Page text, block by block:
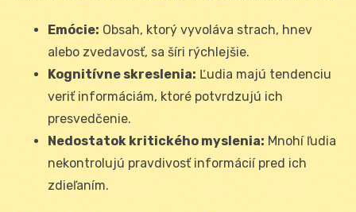
Emócie: Obsah, ktorý vyvoláva strach, hnev
alebo zvedavosť, sa šíri rýchlejšie.
Kognitívne skreslenia: Ľudia majú tendenciu
veriť informáciám, ktoré potvrdzujú ich
presvedčenie.
Nedostatok kritického myslenia: Mnohí ľudia
nekontrolujú pravdivosť informácií pred ich
zdieľaním.